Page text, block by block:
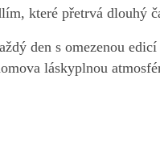
které přetrvá dlouhý
den s omezenou
láskyplnou